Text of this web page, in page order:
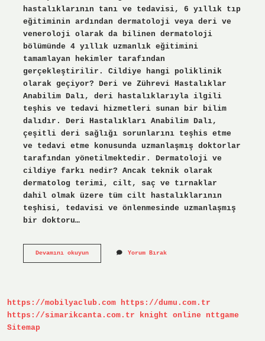
hastalıklarının tanı ve tedavisi, 6 yıllık tıp
eğitiminin ardından dermatoloji veya deri ve
veneroloji olarak da bilinen dermatoloji
bölümünde 4 yıllık uzmanlık eğitimini
tamamlayan hekimler tarafından
gerçekleştirilir. Cildiye hangi poliklinik
olarak geçiyor? Deri ve Zührevi Hastalıklar
Anabilim Dalı, deri hastalıklarıyla ilgili
teşhis ve tedavi hizmetleri sunan bir bilim
dalıdır. Deri Hastalıkları Anabilim Dalı,
çeşitli deri sağlığı sorunlarını teşhis etme
ve tedavi etme konusunda uzmanlaşmış doktorlar
tarafından yönetilmektedir. Dermatoloji ve
cildiye farkı nedir? Ancak teknik olarak
dermatolog terimi, cilt, saç ve tırnaklar
dahil olmak üzere tüm cilt hastalıklarının
teşhisi, tedavisi ve önlenmesinde uzmanlaşmış
bir doktoru…
Devamını okuyunCildiye
Yorum Bırak
https://mobilyaclub.com https://dumu.com.tr
https://simarikcanta.com.tr
knight online
nttgame
Sitemap